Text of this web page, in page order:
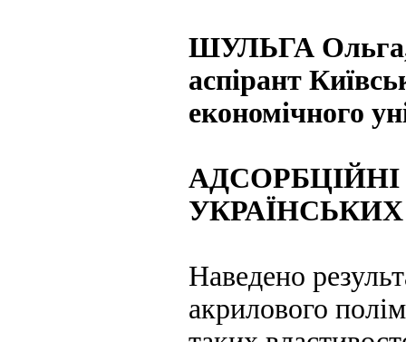
ШУЛЬГА
аспірант
економічного
Наведено
акрилового